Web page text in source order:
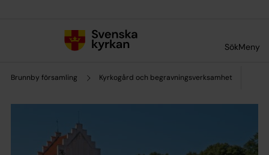
SökMeny
Brunnby församling Kyrkogård och begravningsverksamhet